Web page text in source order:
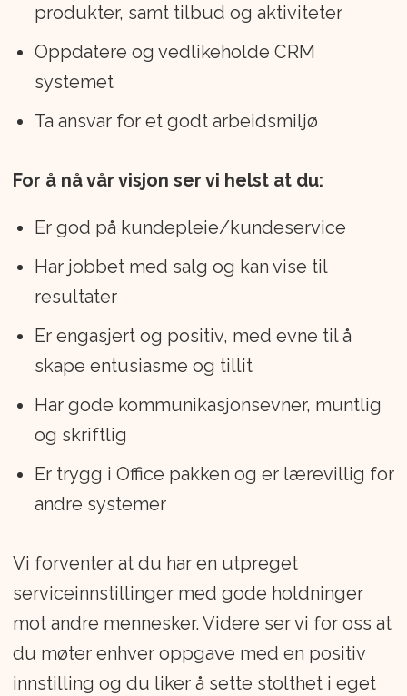
produkter, samt tilbud og aktiviteter
Oppdatere og vedlikeholde CRM
systemet
Ta ansvar for et godt arbeidsmiljø
For å nå vår visjon ser vi helst at du:
Er god på kundepleie/kundeservice
Har jobbet med salg og kan vise til
resultater
Er engasjert og positiv, med evne til å
skape entusiasme og tillit
Har gode kommunikasjonsevner, muntlig
og skriftlig
Er trygg i Office pakken og er lærevillig for
andre systemer
Vi forventer at du har en utpreget
serviceinnstillinger med gode holdninger
mot andre mennesker. Videre ser vi for oss at
du møter enhver oppgave med en positiv
innstilling og du liker å sette stolthet i eget